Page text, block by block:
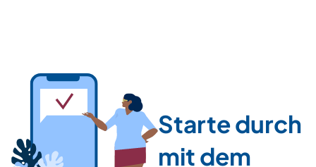
Starte durch
mit dem